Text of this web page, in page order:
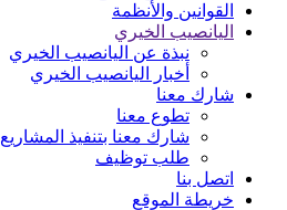
القوانين والأنظمة
اليانصيب الخيري
نبذة عن اليانصيب الخيري
أخبار اليانصيب الخيري
شارك معنا
تطوع معنا
شارك معنا بتنفيذ المشاريع
طلب توظيف
اتصل بنا
خريطة الموقع